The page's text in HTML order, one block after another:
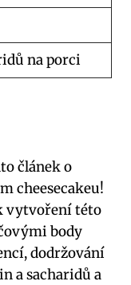
na porci
článek o
cheesecakeu!
vytvoření této
body
dodržování
a sacharidů a